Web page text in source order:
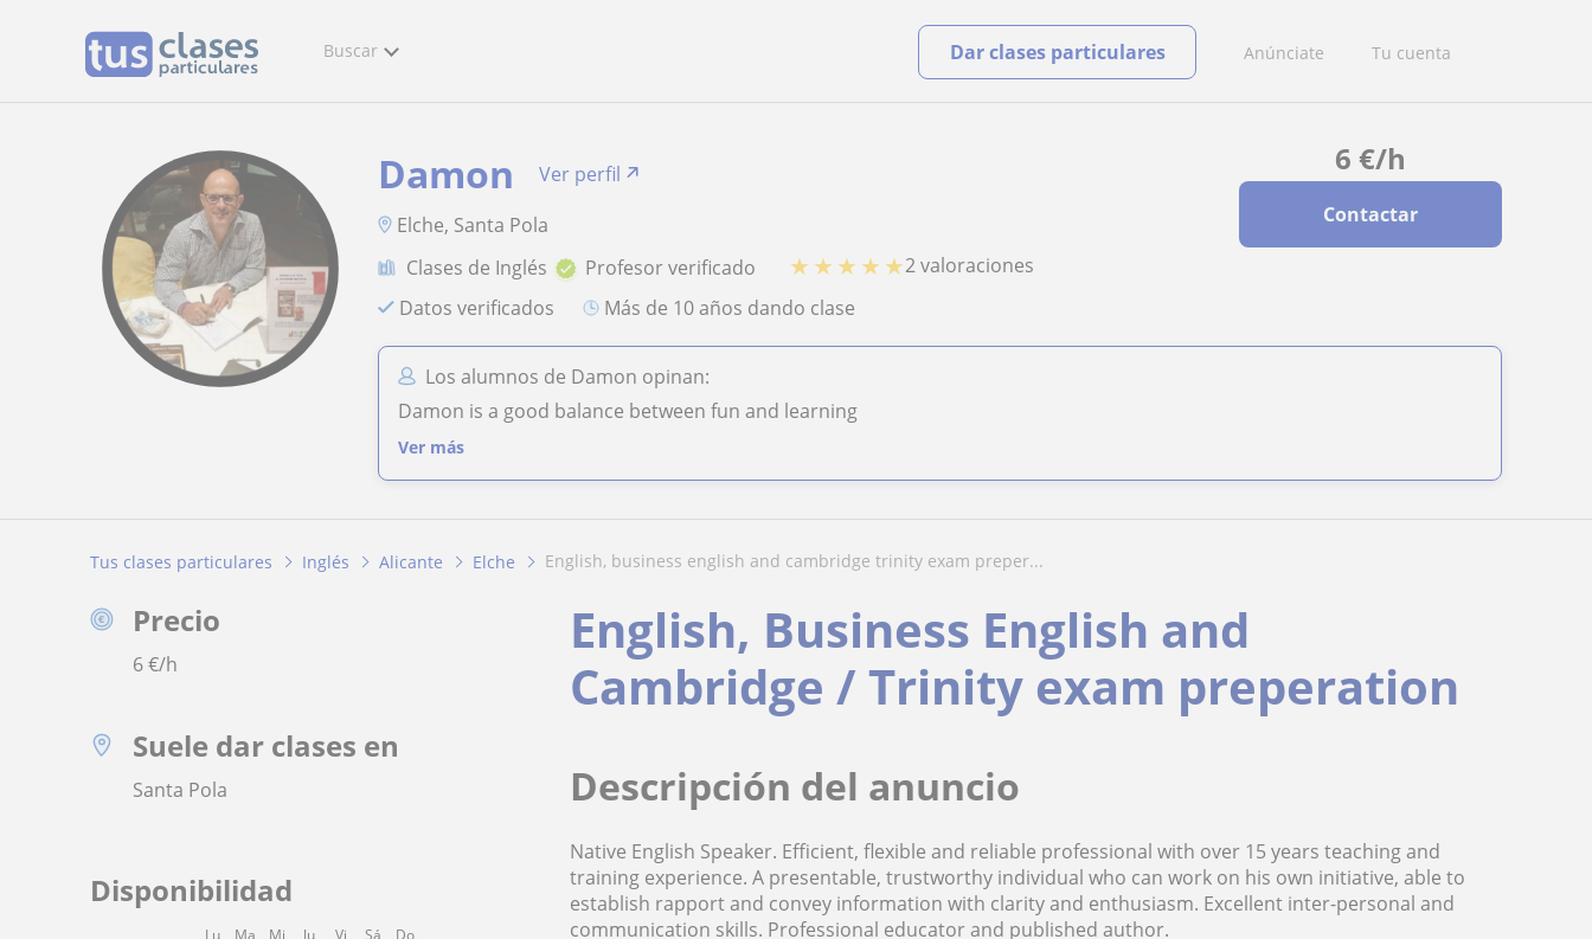
Buscar Anúnciate Tu cuenta
Dar clases particulares
6 €/h
Contactar
Damon
Ver perfil
Elche, Santa Pola
Clases de Inglés
Profesor verificado ★ ★ ★ ★ ★2 valoraciones
Datos verificados
más de 10 años dando clase
Los alumnos de Damon opinan:
Damon is a good balance between fun and learning
Ver más
Tus clases particulares Inglés Alicante Elche english, business english and cambridge trinity exam preper...
Precio
6€/h
Suele dar clases en
Santa Pola
Disponibilidad
Lu Ma Mi Ju Vi Sá Do
English, Business English and
Cambridge / Trinity exam preperation
Descripción del anuncio
Native English Speaker. Efficient, flexible and reliable professional with over 15 years teaching and
training experience. A presentable, trustworthy individual who can work on his own initiative, able to
establish rapport and convey information with clarity and enthusiasm. Excellent inter-personal and
communication skills. Professional educator and published author.